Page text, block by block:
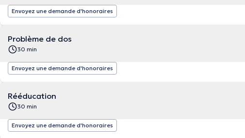
Envoyez une demande d'honoraires
Problème de dos
30 min
Envoyez une demande d'honoraires
Rééducation
30 min
Envoyez une demande d'honoraires